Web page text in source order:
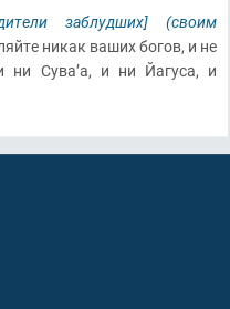
заблудших]
(своим
никак ваших богов, и не
ни Сува’а, и ни Йагуса, и